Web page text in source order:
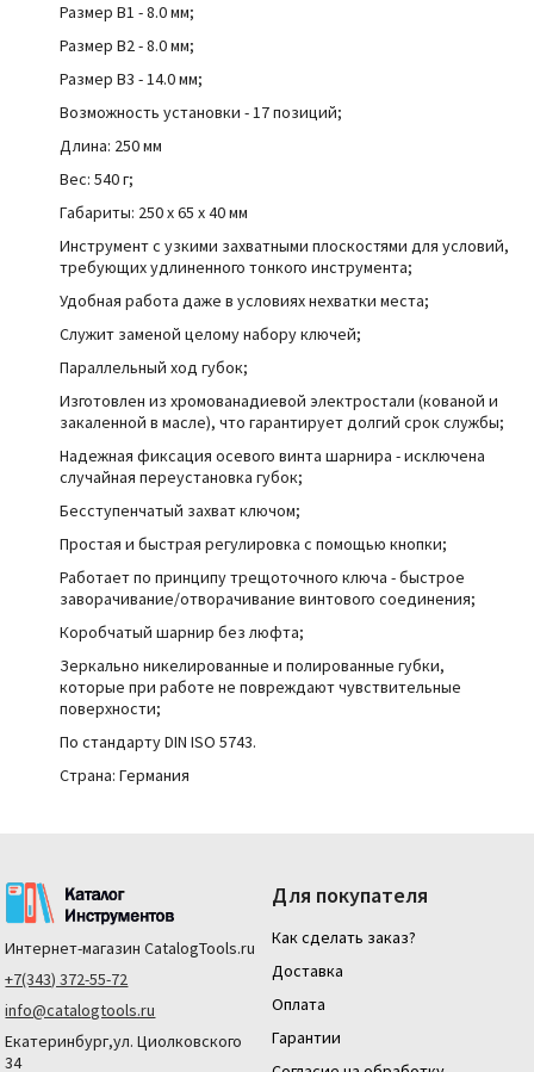
Размер B1 - 8.0 мм;
Размер B2 - 8.0 мм;
Размер B3 - 14.0 мм;
Возможность установки - 17 позиций;
Длина: 250 мм
Вес: 540 г;
Габариты: 250 x 65 x 40 мм
Инструмент с узкими захватными плоскостями для условий,
требующих удлиненного тонкого инструмента;
Удобная работа даже в условиях нехватки места;
Служит заменой целому набору ключей;
Параллельный ход губок;
Изготовлен из хромованадиевой электростали (кованой и
закаленной в масле), что гарантирует долгий срок службы;
Надежная фиксация осевого винта шарнира - исключена
случайная переустановка губок;
Бесступенчатый захват ключом;
Простая и быстрая регулировка с помощью кнопки;
Работает по принципу трещоточного ключа - быстрое
заворачивание/отворачивание винтового соединения;
Коробчатый шарнир без люфта;
Зеркально никелированные и полированные губки,
которые при работе не повреждают чувствительные
поверхности;
По стандарту DIN ISO 5743.
Страна: Германия
Интернет-магазин CatalogTools.ru
+7(343) 372-55-72
info@catalogtools.ru
Екатеринбург,ул. Циолковского
34
Для покупателя
Как сделать заказ?
Доставка
Оплата
Гарантии